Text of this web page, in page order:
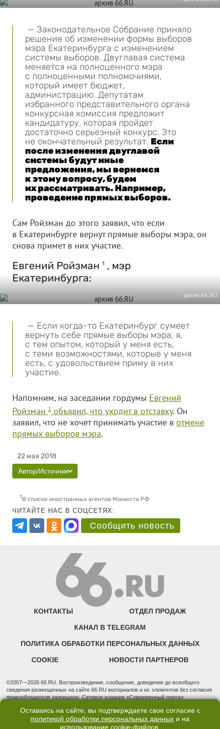
— Законодательное Собрание приняло
решение об изменении формы выборов
мэра Екатеринбурга с изменением
системы выборов. Двуглавая система
меняется на полноценного мэра
с полноценными полномочиями,
который имеет бюджет,
администрацию. Депутатам
избранного представительного органа
конкурсная комиссия предложит
кандидатуру, которая пройдет
достаточно серьезный конкурс. Это
не окончательный результат. Если
после изменения двуглавой
системы будут иные
предложения, мы вернемся
к этому вопросу, будем
их рассматривать. Например,
проведение прямых выборов.
Сам Ройзман до этого заявил, что если
в Екатеринбурге вернут прямые выборы мэра, он
снова примет в них участие.
Евгений Ройзман 1 , мэр
Екатеринбурга:
архив 66.RU
— Если когда-то Екатеринбург сумеет
вернуть себе прямые выборы мэра, я,
с тем опытом, который у меня есть,
с теми возможностями, которые у меня
есть, с удовольствием приму в них
участие.
Напомним, на заседании гордумы Евгений
Ройзман 1 объявил, что уходит в отставку. Он
заявил, что не хочет принимать участие в отмене
прямых выборов мэра.
22 мая 2018
Автор/Источник
1В списке иностранных агентов Минюста РФ
ЧИТАЙТЕ НАС В СОЦСЕТЯХ:
Сообщить новость
КОНТАКТЫ ОТДЕЛ ПРОДАЖ
КАНАЛ В TELEGRAM
ПОЛИТИКА ОБРАБОТКИ ПЕРСОНАЛЬНЫХ ДАННЫХ
COOKIE НОВОСТИ ПАРТНЕРОВ
©2007—2026 66.RU. Воспроизведение, сообщение, доведение до всеобщего
сведения размещенных на сайте 66.RU материалов и их элементов без согласия
правообладателя запрещено. Сетевое издание «Современный портал
надзору в сфере связи, информационных технологий и массовых коммуникаций
(Роскомнадзор). Регистрационный номер ЭЛ № ФС 77 - 76634 от 02.09.2019
Учредитель: Общество с ограниченной ответственностью "66.ру". Юридический
Оставаясь на сайте, вы подтверждаете свое согласие с
политикой обработки персональных данных и на
использование cookie-файлов